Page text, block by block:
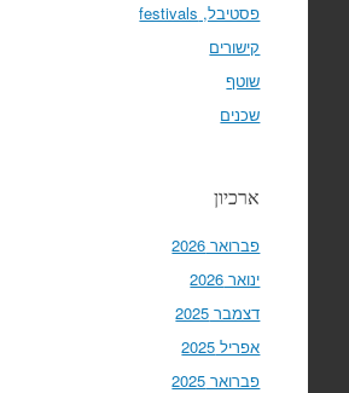
פסטיבל, festivals
קישורים
שוטף
שכנים
ארכיון
פברואר 2026
ינואר 2026
דצמבר 2025
אפריל 2025
פברואר 2025